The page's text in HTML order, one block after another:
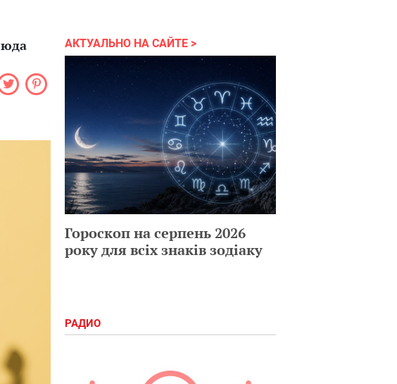
АКТУАЛЬНО НА САЙТЕ
Гороскоп на серпень 2026
року для всіх знаків зодіаку
РАДИО